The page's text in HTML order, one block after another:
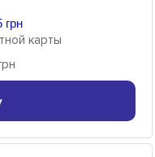
грн
карты